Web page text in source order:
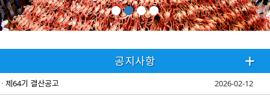
공지사항
제64기 결산공고
2026-02-12